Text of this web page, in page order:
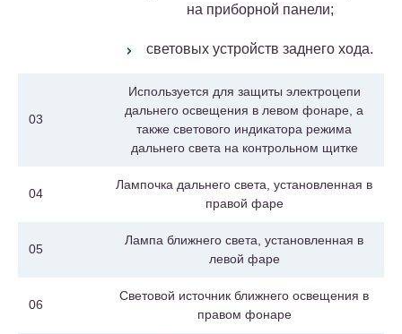
на приборной панели;
световых устройств заднего хода.
03
Используется для защиты электроцепи
дальнего освещения в левом фонаре, а
также светового индикатора режима
дальнего света на контрольном щитке
04
Лампочка дальнего света, установленная в
правой фаре
05
Лампа ближнего света, установленная в
левой фаре
06
Световой источник ближнего освещения в
правом фонаре